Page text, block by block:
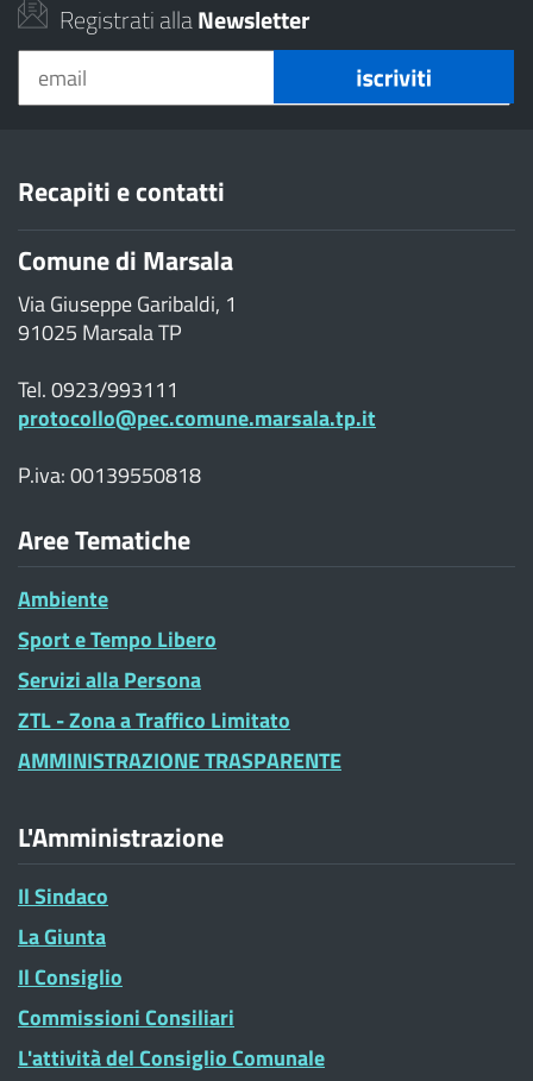
Registrati allaNewsletter
Recapiti e contatti
Comune di Marsala
Via Giuseppe Garibaldi, 1
91025 Marsala TP
Tel. 0923/993111
protocollo@pec.comune.marsala.tp.it
P.iva: 00139550818
Aree Tematiche
Ambiente
Sport e Tempo Libero
Servizi alla Persona
ZTL - Zona a Traffico Limitato
AMMINISTRAZIONE TRASPARENTE
L'Amministrazione
Il Sindaco
La Giunta
Il Consiglio
Commissioni Consiliari
L'attività del Consiglio Comunale